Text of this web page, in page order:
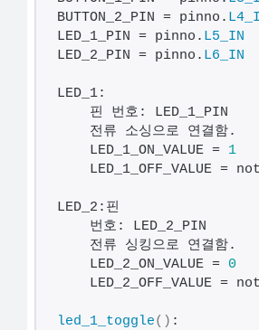
BUTTON_2_PIN = pinno.
LED_1_PIN = pinno. L5_IN
LED_2_PIN = pinno. L6_IN
LED_1:
    핀 번호: LED_1_PIN
전류 소싱으로 연결함
    LED_1_ON_VALUE =
1
LED_1_OFF_VALUE =
LED_2:핀
    번호: LED_2_PIN
전류 싱킹으로 연결함
    LED_2_ON_VALUE =
0
LED_2_OFF_VALUE =
led_1_toggle() :